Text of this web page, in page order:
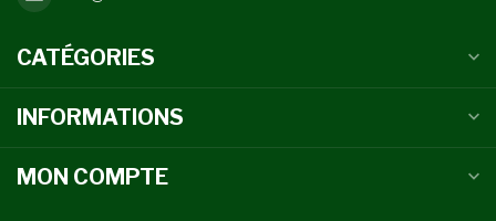
CATÉGORIES
INFORMATIONS
MON COMPTE